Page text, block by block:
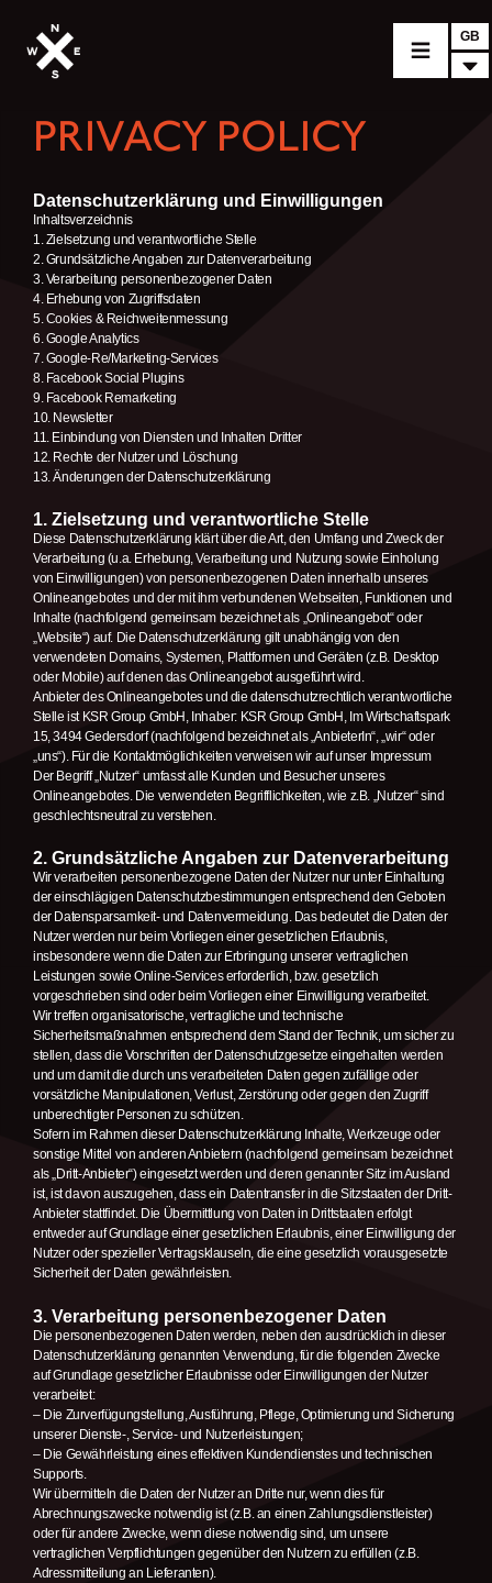
MOTORCYCLES
RAYBURN
FIND A DEALER
CLOTHINGS
CUSTOM PARTS
NEWS
NEWSLETTER
CONTACT
GB
PRIVACY POLICY
Datenschutzerklärung und Einwilligungen
Inhaltsverzeichnis
1. Zielsetzung und verantwortliche Stelle
2. Grundsätzliche Angaben zur Datenverarbeitung
3. Verarbeitung personenbezogener Daten
4. Erhebung von Zugriffsdaten
5. Cookies & Reichweitenmessung
6. Google Analytics
7. Google-Re/Marketing-Services
8. Facebook Social Plugins
9. Facebook Remarketing
10. Newsletter
11. Einbindung von Diensten und Inhalten Dritter
12. Rechte der Nutzer und Löschung
13. Änderungen der Datenschutzerklärung
1. Zielsetzung und verantwortliche Stelle
Diese Datenschutzerklärung klärt über die Art, den Umfang und Zweck der
Verarbeitung (u.a. Erhebung, Verarbeitung und Nutzung sowie Einholung
von Einwilligungen) von personenbezogenen Daten innerhalb unseres
Onlineangebotes und der mit ihm verbundenen Webseiten, Funktionen und
Inhalte (nachfolgend gemeinsam bezeichnet als „Onlineangebot“ oder
„Website“) auf. Die Datenschutzerklärung gilt unabhängig von den
verwendeten Domains, Systemen, Plattformen und Geräten (z.B. Desktop
oder Mobile) auf denen das Onlineangebot ausgeführt wird.
Anbieter des Onlineangebotes und die datenschutzrechtlich verantwortliche
Stelle ist KSR Group GmbH, Inhaber: KSR Group GmbH, Im Wirtschaftspark
15, 3494 Gedersdorf (nachfolgend bezeichnet als „AnbieterIn“, „wir“ oder
„uns“). Für die Kontaktmöglichkeiten verweisen wir auf unser Impressum
Der Begriff „Nutzer“ umfasst alle Kunden und Besucher unseres
Onlineangebotes. Die verwendeten Begrifflichkeiten, wie z.B. „Nutzer“ sind
geschlechtsneutral zu verstehen.
2. Grundsätzliche Angaben zur Datenverarbeitung
Wir verarbeiten personenbezogene Daten der Nutzer nur unter Einhaltung
der einschlägigen Datenschutzbestimmungen entsprechend den Geboten
der Datensparsamkeit- und Datenvermeidung. Das bedeutet die Daten der
Nutzer werden nur beim Vorliegen einer gesetzlichen Erlaubnis,
insbesondere wenn die Daten zur Erbringung unserer vertraglichen
Leistungen sowie Online-Services erforderlich, bzw. gesetzlich
vorgeschrieben sind oder beim Vorliegen einer Einwilligung verarbeitet.
Wir treffen organisatorische, vertragliche und technische
Sicherheitsmaßnahmen entsprechend dem Stand der Technik, um sicher zu
stellen, dass die Vorschriften der Datenschutzgesetze eingehalten werden
und um damit die durch uns verarbeiteten Daten gegen zufällige oder
vorsätzliche Manipulationen, Verlust, Zerstörung oder gegen den Zugriff
unberechtigter Personen zu schützen.
Sofern im Rahmen dieser Datenschutzerklärung Inhalte, Werkzeuge oder
sonstige Mittel von anderen Anbietern (nachfolgend gemeinsam bezeichnet
als „Dritt-Anbieter“) eingesetzt werden und deren genannter Sitz im Ausland
ist, ist davon auszugehen, dass ein Datentransfer in die Sitzstaaten der Dritt-
Anbieter stattfindet. Die Übermittlung von Daten in Drittstaaten erfolgt
entweder auf Grundlage einer gesetzlichen Erlaubnis, einer Einwilligung der
Nutzer oder spezieller Vertragsklauseln, die eine gesetzlich vorausgesetzte
Sicherheit der Daten gewährleisten.
3. Verarbeitung personenbezogener Daten
Die personenbezogenen Daten werden, neben den ausdrücklich in dieser
Datenschutzerklärung genannten Verwendung, für die folgenden Zwecke
auf Grundlage gesetzlicher Erlaubnisse oder Einwilligungen der Nutzer
verarbeitet:
– Die Zurverfügungstellung, Ausführung, Pflege, Optimierung und Sicherung
unserer Dienste-, Service- und Nutzerleistungen;
– Die Gewährleistung eines effektiven Kundendienstes und technischen
Supports.
Wir übermitteln die Daten der Nutzer an Dritte nur, wenn dies für
Abrechnungszwecke notwendig ist (z.B. an einen Zahlungsdienstleister)
oder für andere Zwecke, wenn diese notwendig sind, um unsere
vertraglichen Verpflichtungen gegenüber den Nutzern zu erfüllen (z.B.
Adressmitteilung an Lieferanten).